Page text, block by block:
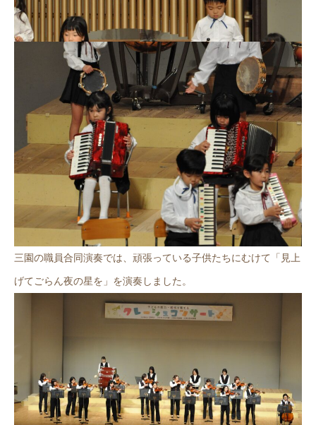
三園の職員合同演奏では、頑張っている子供たちにむけて「見上
げてごらん夜の星を」を演奏しました。